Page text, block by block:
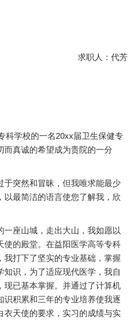
求职人：代芳
科学校的一名20xx届卫生保健专
而真诚的希望成为贵院的一分
于突然和冒昧，但我唯求能最少
以最简洁的语言使您了解我，欣
一座山城，走出大山，我如愿以
使的殿堂。在益阳医学高等专科
我打下了坚实的专业基础，掌握
知识，为了适应现代医学，我自
现已基本掌握。并通过了计算机
识积累和三年的专业培养使我逐
衣天使的要求，实习的成绩与实